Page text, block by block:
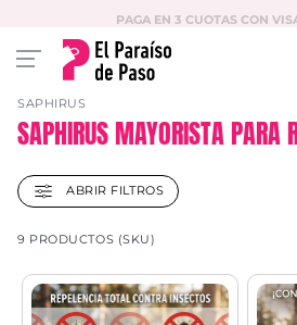
PAGA EN 3 CUOTAS CON
SAPHIRUS
SAPHIRUS MAYORISTA PARA
ABRIR FILTROS
9 PRODUCTOS (SKU)